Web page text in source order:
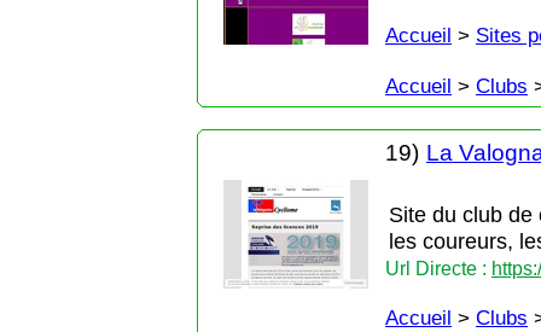
Accueil > Sites
Accueil > Clubs
19) La
Site du club de
les coureurs,
Url Directe :
Accueil > Clubs